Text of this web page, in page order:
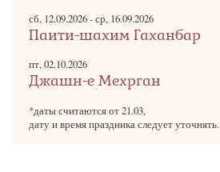
сб, 12.09.2026-ср, 16.09.2026
Паити-шахим Гаханбар
пт, 02.10.2026
Джашн-е Мехрган
*даты считаются от 21.03,
дату и время праздника следует уточнять.